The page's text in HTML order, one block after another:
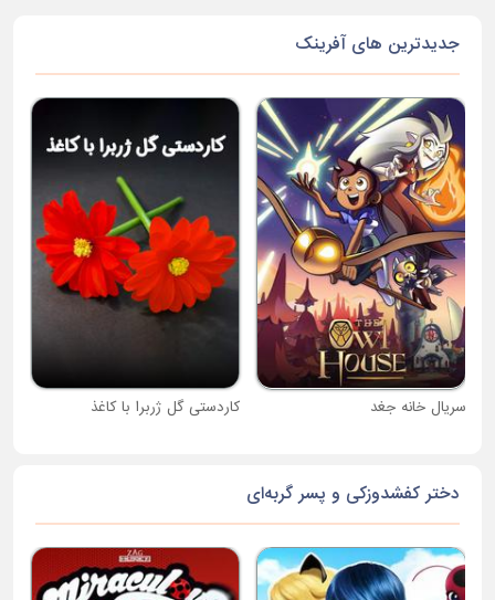
جدیدترین های آفرینک
سریال خانه جغد کاردستی گل ژربرا با کاغذ
دختر کفشدوزکی و پسر گربه‌ای